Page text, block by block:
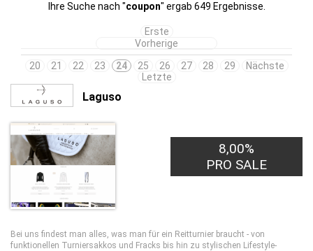
Ihre Suche nach "coupon" ergab 649 Ergebnisse.
Erste
Vorherige
20
21 22 23 24 25 26 27 28 29
Nächste
Letzte
Laguso
8,00%
PRO SALE
Bei uns findest man alles, was man für ein Reitturnier braucht - von
funktionellen Turniersakkos und Fracks bis hin zu stylischen Lifestyle-